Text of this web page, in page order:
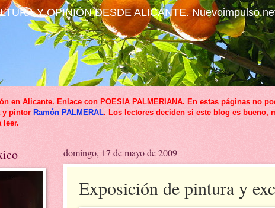
Y OPINIÓN DESDE ALICANTE.
en Alicante. Enlace con POESIA PALMERIANA. En estas páginas no
y pintor Ramón PALMERAL. Los lectores deciden si este blog es bueno,
leer.
domingo, 17 de mayo de 2009
Exposición de pintura y